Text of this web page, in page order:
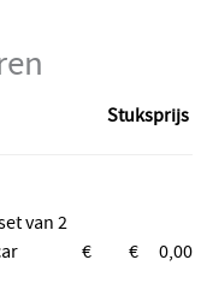
Stuksprijs
van 2
€ € 0,00